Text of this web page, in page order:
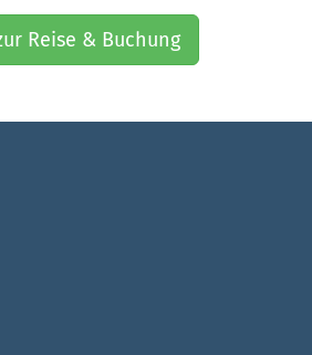
Reise & Buchung